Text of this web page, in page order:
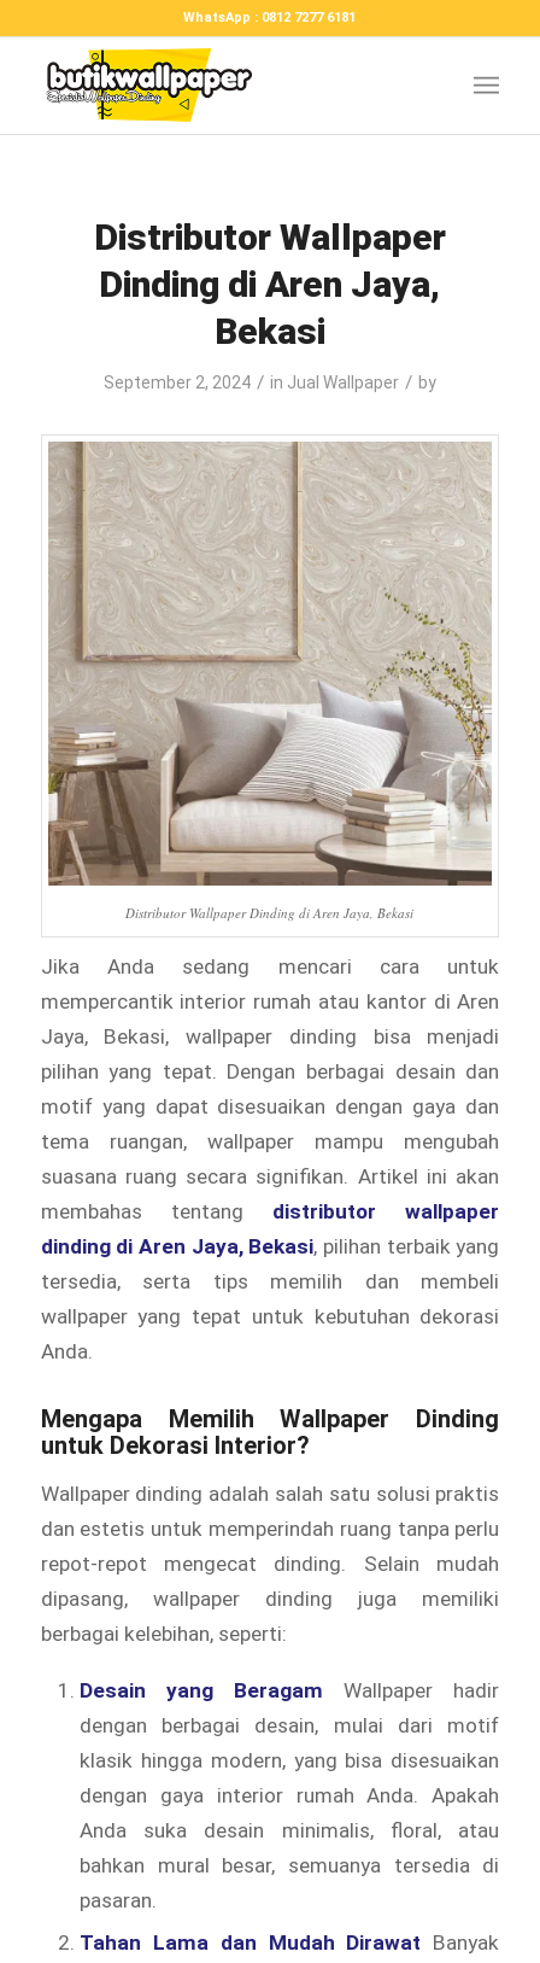
WhatsApp : 0812 7277 6181
Distributor Wallpaper
Dinding di Aren Jaya,
Bekasi
September 2, 2024 / in Jual Wallpaper / by
Distributor Wallpaper Dinding di Aren Jaya, Bekasi
Jika Anda sedang mencari cara untuk
mempercantik interior rumah atau kantor di Aren
Jaya, Bekasi, wallpaper dinding bisa menjadi
pilihan yang tepat. Dengan berbagai desain dan
motif yang dapat disesuaikan dengan gaya dan
tema ruangan, wallpaper mampu mengubah
suasana ruang secara signifikan. Artikel ini akan
membahas tentang distributor wallpaper
dinding di Aren Jaya, Bekasi, pilihan terbaik yang
tersedia, serta tips memilih dan membeli
wallpaper yang tepat untuk kebutuhan dekorasi
Anda.
Mengapa Memilih Wallpaper Dinding
untuk Dekorasi Interior?
Wallpaper dinding adalah salah satu solusi praktis
dan estetis untuk memperindah ruang tanpa perlu
repot-repot mengecat dinding. Selain mudah
dipasang, wallpaper dinding juga memiliki
berbagai kelebihan, seperti:
Desain yang Beragam Wallpaper hadir
dengan berbagai desain, mulai dari motif
klasik hingga modern, yang bisa disesuaikan
dengan gaya interior rumah Anda. Apakah
Anda suka desain minimalis, floral, atau
bahkan mural besar, semuanya tersedia di
pasaran.
Tahan Lama dan Mudah Dirawat Banyak